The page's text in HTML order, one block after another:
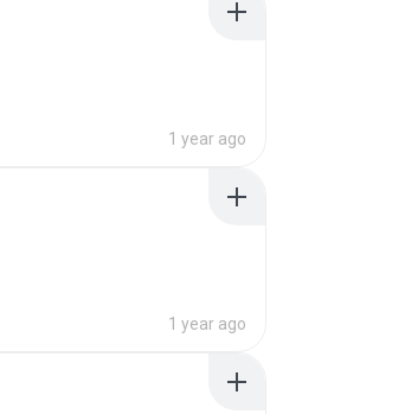
1 year ago
1 year ago